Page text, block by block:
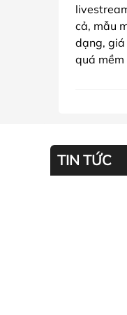
cả, mẫu
dạng, giá
quá mềm
TIN TỨC